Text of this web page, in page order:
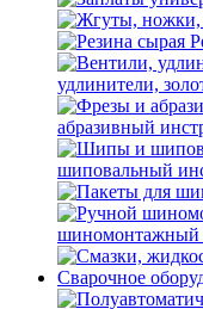
удлинители,
абразивный
шиповальный
шиномонтажный
Сварочное